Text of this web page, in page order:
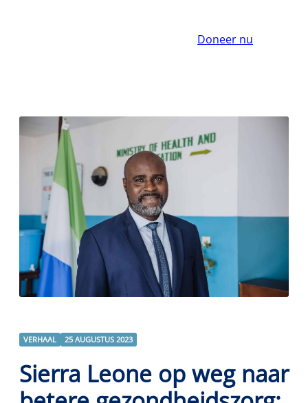
Doneer nu
VERHAAL 25 AUGUSTUS 2023
Sierra Leone op weg naar